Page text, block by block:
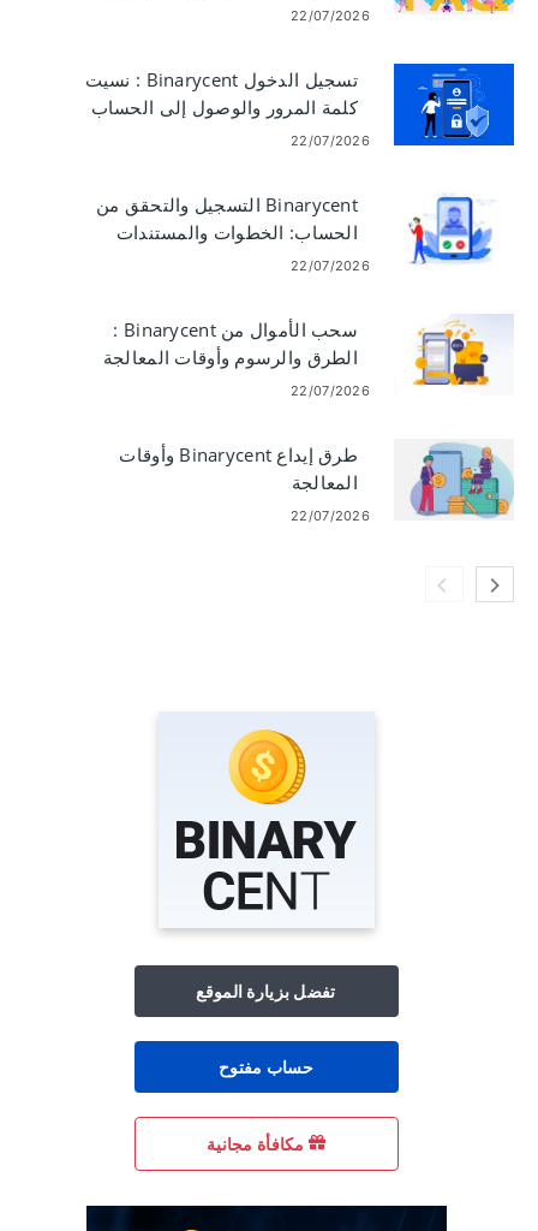
والمخاطر
22/07/2026
تسجيل الدخول Binarycent : نسيت
كلمة المرور والوصول إلى الحساب
22/07/2026
Binarycent التسجيل والتحقق من
الحساب: الخطوات والمستندات
والتوقيت
22/07/2026
سحب الأموال من Binarycent :
الطرق والرسوم وأوقات المعالجة
22/07/2026
طرق إيداع Binarycent وأوقات
المعالجة
22/07/2026
تفضل بزيارة الموقع
حساب مفتوح
مكافأة مجانية